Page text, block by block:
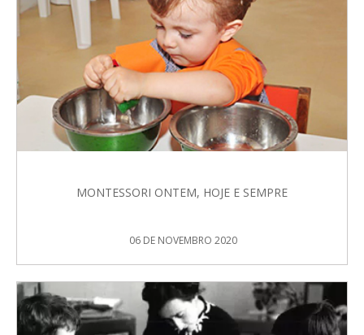
MONTESSORI ONTEM, HOJE E SEMPRE
06 DE NOVEMBRO 2020